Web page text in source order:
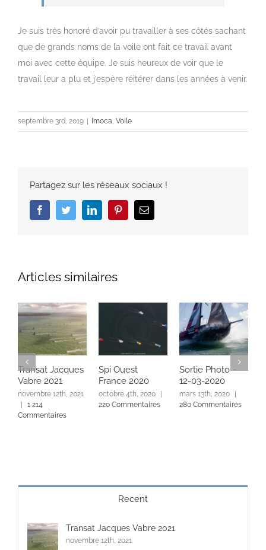
Je suis très honoré d’avoir pu travailler à ses côtés sachant
que de grands noms de la voile ont fait ce travail avant
moi avec cette équipe. Je suis heureux de voir que le
travail leur a plu et j’espère réitérer dans les années à venir.
septembre 3rd, 2019 Imoca, Voile
Partagez sur les réseaux sociaux !
FacebookTwitterLinkedInPinterestEmail
Articles similaires
Transat Jacques
Vabre 2021
novembre 12th, 2021
|
1 214
Commentaires
Spi Ouest
France 2020
octobre 4th, 2020
|
220 Commentaires
Sortie Photo –
12-03-2020
mars 13th, 2020
|
280 Commentaires
Recent
Transat Jacques Vabre 2021
novembre 12th, 2021